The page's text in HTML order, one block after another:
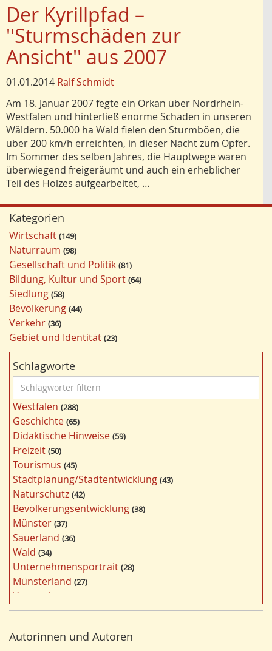
Der Kyrillpfad –
''Sturmschäden zur
Ansicht'' aus 2007
01.01.2014 Ralf Schmidt
Am 18. Januar 2007 fegte ein Or­kan über Nordrhein-
Westfalen und hinterließ enorme Schäden in unseren
Wäldern. 50.000 ha Wald fielen den Sturmböen, die
über 200 km/h erreichten, in dieser Nacht zum Opfer.
Im Sommer des selben Jahres, die Hauptwege waren
überwiegend freigeräumt und auch ein erheblicher
Teil des Holzes aufgearbeitet, …
Kategorien
Wirtschaft 149
Naturraum 98
Gesellschaft und Politik 81
Bildung, Kultur und Sport 64
Siedlung 58
Bevölkerung 44
Verkehr 36
Gebiet und Identität 23
Schlagworte
c
h
l
a
g
w
ö
r
t
e
r
f
i
l
t
e
r
n
Westfalen 288
Geschichte 65
Didaktische Hinweise 59
Freizeit 50
Tourismus 45
Stadtplanung/Stadtentwicklung 43
Naturschutz 42
Bevölkerungsentwicklung 38
Münster 37
Sauerland 36
Wald 34
Unternehmensportrait 28
Münsterland 27
Vegetation
Nordrhein-Westfalen 25
Bildung 24
Autorinnen und Autoren